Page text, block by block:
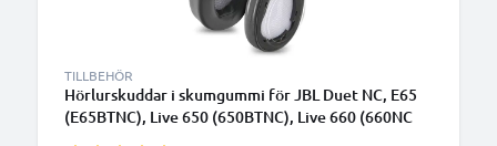
TILLBEHÖR
Hörlurskuddar i skumgummi för JBL Duet NC, E65
(E65BTNC), Live 650 (650BTNC), Live 660 (660NC